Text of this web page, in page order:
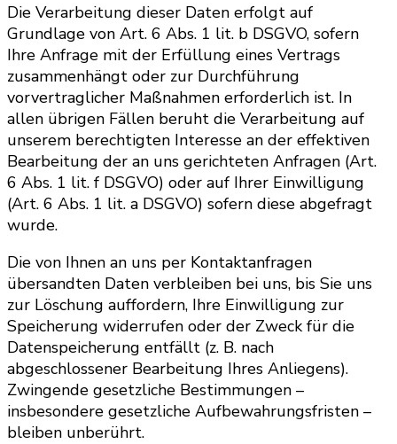
Die Verarbeitung dieser Daten erfolgt auf
Grundlage von Art. 6 Abs. 1 lit. b DSGVO, sofern
Ihre Anfrage mit der Erfüllung eines Vertrags
zusammenhängt oder zur Durchführung
vorvertraglicher Maßnahmen erforderlich ist. In
allen übrigen Fällen beruht die Verarbeitung auf
unserem berechtigten Interesse an der effektiven
Bearbeitung der an uns gerichteten Anfragen (Art.
6 Abs. 1 lit. f DSGVO) oder auf Ihrer Einwilligung
(Art. 6 Abs. 1 lit. a DSGVO) sofern diese abgefragt
wurde.
Die von Ihnen an uns per Kontaktanfragen
übersandten Daten verbleiben bei uns, bis Sie uns
zur Löschung auffordern, Ihre Einwilligung zur
Speicherung widerrufen oder der Zweck für die
Datenspeicherung entfällt (z. B. nach
abgeschlossener Bearbeitung Ihres Anliegens).
Zwingende gesetzliche Bestimmungen –
insbesondere gesetzliche Aufbewahrungsfristen –
bleiben unberührt.